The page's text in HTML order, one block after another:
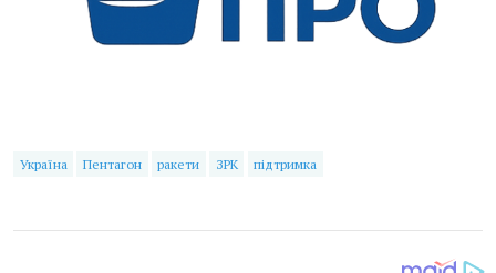
Україна Пентагон ракети ЗРК підтримка